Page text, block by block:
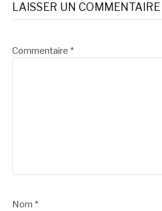
LAISSER UN COMMENTAIRE
Commentaire *
Nom *